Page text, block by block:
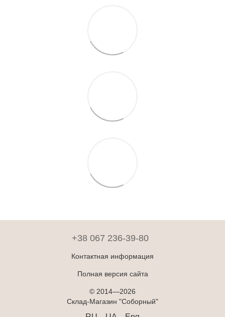
+38 067 236-39-80
Контактная информация
Полная версия сайта
© 2014—2026
Склад-Магазин "Соборный"